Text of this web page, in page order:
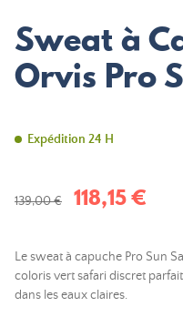
Sweat à
Orvis Pro
Expédition 24 H
139,00 € 118,15 €
Le sweat à capuche Pro Sun
coloris vert safari discret
dans les eaux claires.